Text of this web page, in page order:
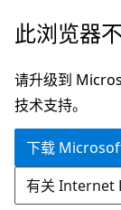
跳
主
要
内
此浏览器
请升级到
技术支持。
下载
有关 Internet